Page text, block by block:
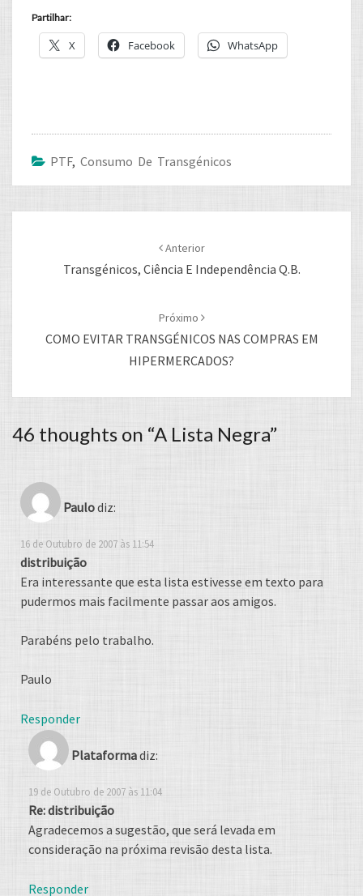
Partilhar:
X Facebook WhatsApp
PTF, Consumo De Transgénicos
Anterior
Transgénicos, Ciência E Independência Q.b.
Próximo
COMO EVITAR TRANSGÉNICOS NAS COMPRAS EM
HIPERMERCADOS?
46 thoughts on “A Lista Negra”
Paulodiz:
16 de Outubro de 2007 às 11:54
distribuição
Era interessante que esta lista estivesse em texto para
pudermos mais facilmente passar aos amigos.
Parabéns pelo trabalho.
Paulo
Responder
Plataformadiz:
19 de Outubro de 2007 às 11:04
Re: distribuição
Agradecemos a sugestão, que será levada em
consideração na próxima revisão desta lista.
Responder